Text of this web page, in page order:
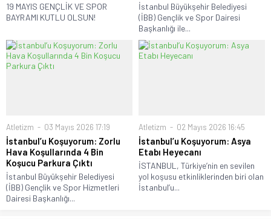
19 MAYIS GENÇLİK VE SPOR
BAYRAMI KUTLU OLSUN!
İstanbul Büyükşehir Belediyesi
(İBB) Gençlik ve Spor Dairesi
Başkanlığı ile...
Atletizm 03 Mayıs 2026 17:19
İstanbul’u Koşuyorum: Zorlu
Hava Koşullarında 4 Bin
Koşucu Parkura Çıktı
İstanbul Büyükşehir Belediyesi
(İBB) Gençlik ve Spor Hizmetleri
Dairesi Başkanlığı...
Atletizm 02 Mayıs 2026 16:45
İstanbul’u Koşuyorum: Asya
Etabı Heyecanı
İSTANBUL, Türkiye’nin en sevilen
yol koşusu etkinliklerinden biri olan
İstanbul’u...